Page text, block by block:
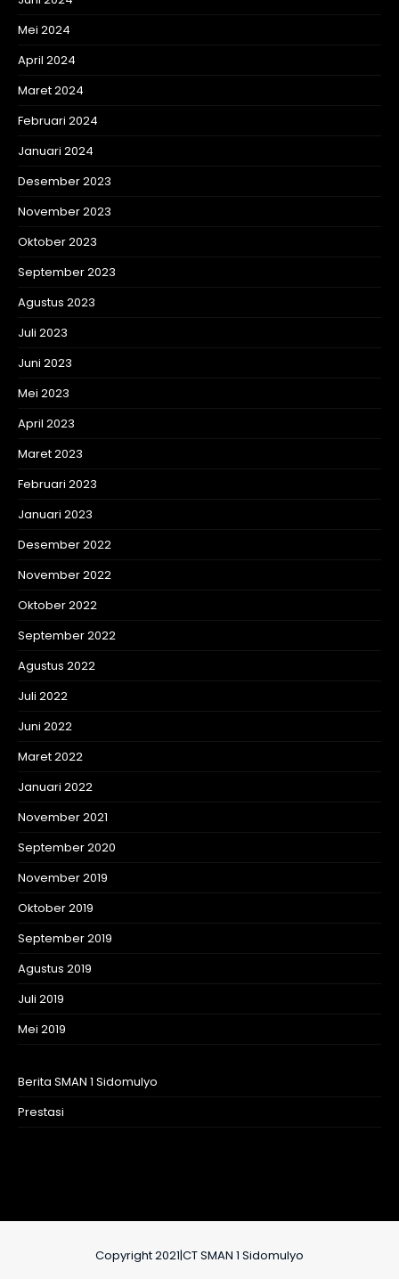
Mei 2024
April 2024
Maret 2024
Februari 2024
Januari 2024
Desember 2023
November 2023
Oktober 2023
September 2023
Agustus 2023
Juli 2023
Juni 2023
Mei 2023
April 2023
Maret 2023
Februari 2023
Januari 2023
Desember 2022
November 2022
Oktober 2022
September 2022
Agustus 2022
Juli 2022
Juni 2022
Maret 2022
Januari 2022
November 2021
September 2020
November 2019
Oktober 2019
September 2019
Agustus 2019
Juli 2019
Mei 2019
Berita SMAN 1 Sidomulyo
Prestasi
Copyright 2021|CT SMAN 1 Sidomulyo